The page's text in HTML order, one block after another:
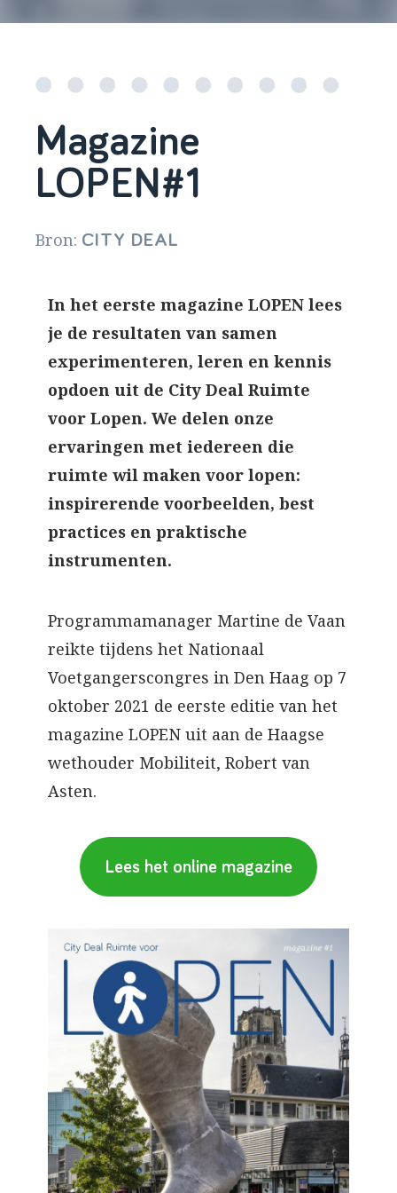
Magazine
LOPEN#1
Bron: CITY DEAL
In het eerste magazine LOPEN lees
je de resultaten van samen
experimenteren, leren en kennis
opdoen uit de City Deal Ruimte
voor Lopen. We delen onze
ervaringen met iedereen die
ruimte wil maken voor lopen:
inspirerende voorbeelden, best
practices en praktische
instrumenten.
Programmamanager Martine de Vaan
reikte tijdens het Nationaal
Voetgangerscongres in Den Haag op 7
oktober 2021 de eerste editie van het
magazine LOPEN uit aan de Haagse
wethouder Mobiliteit, Robert van
Asten.
Lees het online magazine